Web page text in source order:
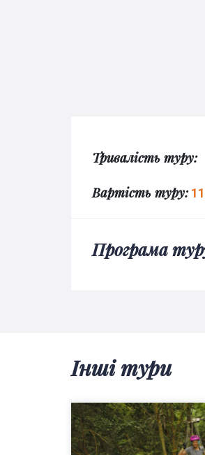
Тривалість туру:
Вартість туру:
Програма
Інші тури